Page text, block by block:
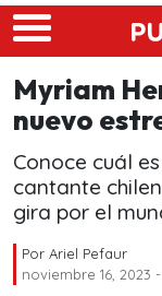
Skip to main
Myriam
nuevo
Conoce cuál
cantante
gira por el
Por Ariel Pefaur
noviembre 16, 2023